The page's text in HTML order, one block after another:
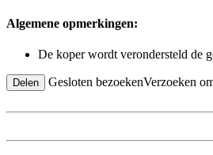
Algemene opmerkingen:
De koper wordt verondersteld de
Delen Gesloten bezoekenVerzoeken